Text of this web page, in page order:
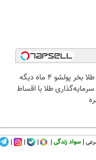
الان طلا بخر پولشو 4 ماه دیگه
طلا با اقساط
سواد زندگی